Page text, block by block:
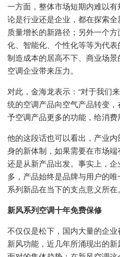
一方面，整体市场短期内难以
论是行业还是企业，都在探索
质量增长的新路径；另外一个
化、智能化、个性化等等为代
制造成本的居高不下、商业场
空调企业带来压力。
对此，金海龙表示：“对于我们
统的空调产品向空气产品转变
予空调产品更多的功能，给消
他的这段话也可以看出，产业
身的新体制，如果需要在市场
还是从新产品出发。事实上，
多，产品始终是品牌与用户的
系列新品在当下的支点意义所在。
新风系列空调十年免费保修
不仅仅是松下，国内大量的企
新风功能，近几年所涌现出的